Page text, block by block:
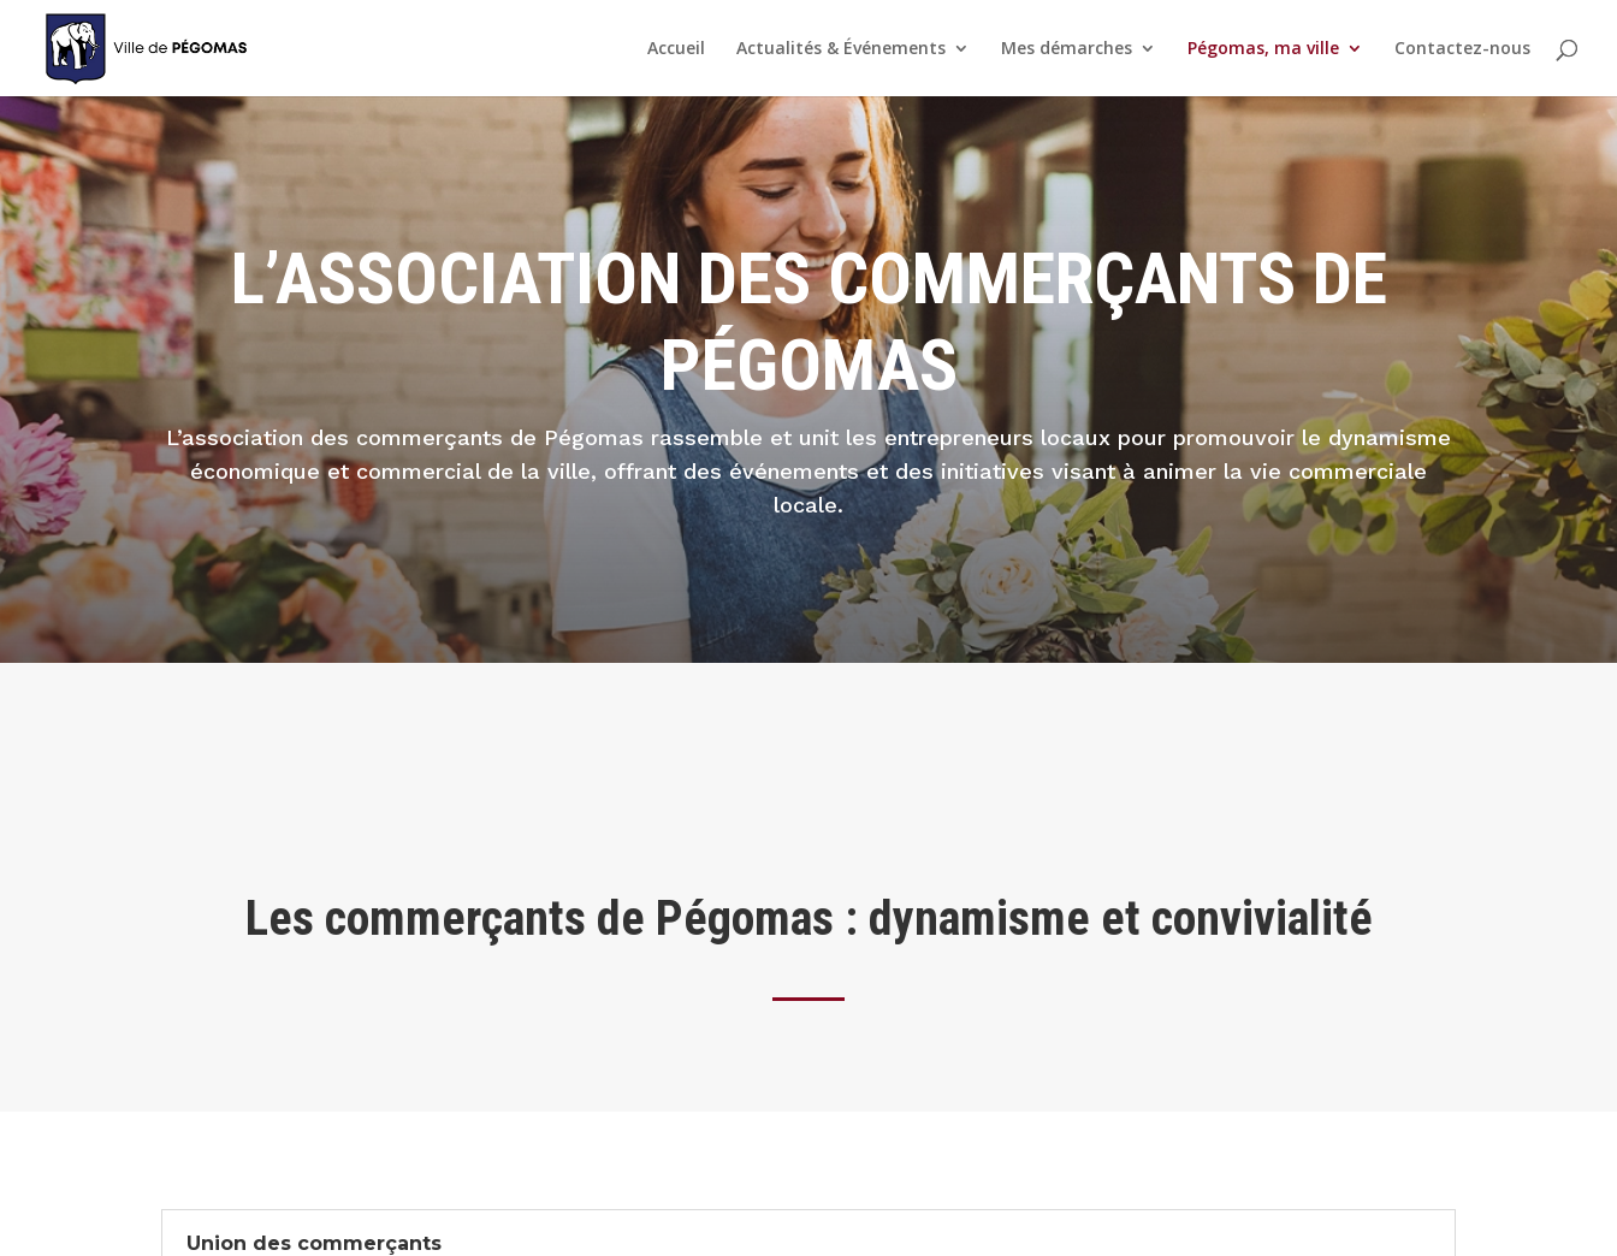
Accueil Actualités & Événements Mes démarches Pégomas, ma ville Contactez-nous
L’ASSOCIATION DES COMMERÇANTS DE
PÉGOMAS
L’association des commerçants de Pégomas rassemble et unit les entrepreneurs locaux pour promouvoir le dynamisme
économique et commercial de la ville, offrant des événements et des initiatives visant à animer la vie commerciale
locale.
Les commerçants de Pégomas : dynamisme et convivialité
Union des commerçants